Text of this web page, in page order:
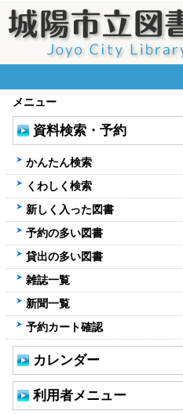
メニュー
資料検索・予約
かんたん検索
くわしく検索
新しく入った図書
予約の多い図書
貸出の多い図書
雑誌一覧
新聞一覧
予約カート確認
カレンダー
利用者メニュー